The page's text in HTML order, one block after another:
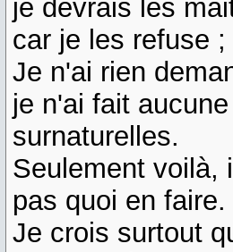
je devrais les
car je les refuse
Je n'ai rien
je n'ai fait
surnaturelles.
Seulement voilà,
pas quoi en faire.
Je crois surtout